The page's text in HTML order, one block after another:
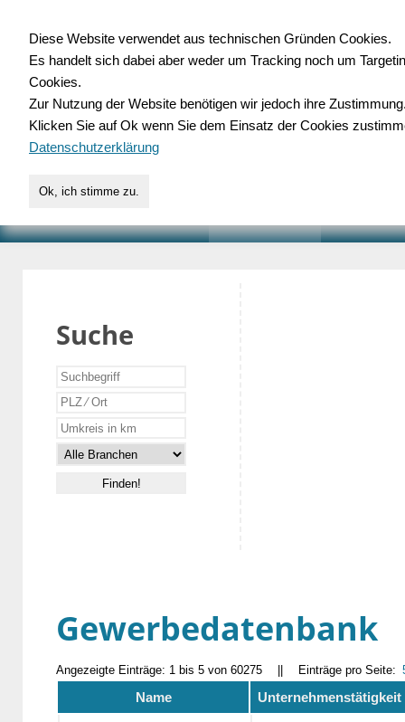
für Handwerk,
Suche
Gewerbedatenbank
Angezeigte Einträge: 1 bis 5 von 60275 Einträge pro Seite:
Name Unternehmenstätigkeit
Diese Website verwendet aus technischen Gründen Cookies.
Es handelt sich dabei aber weder um Tracking noch um
Cookies.
Zur Nutzung der Website benötigen wir jedoch ihre
Klicken Sie auf Ok wenn Sie dem Einsatz der Cookies
Datenschutzerklärung
Ok, ich stimme zu.